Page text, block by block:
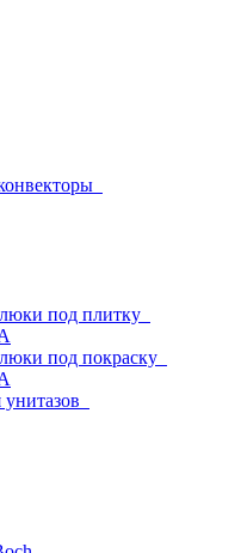
под плитку
под покраску